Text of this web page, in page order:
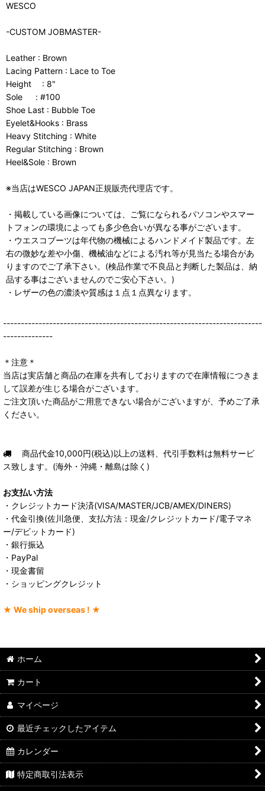
WESCO
-CUSTOM JOBMASTER-
Leather : Brown
Lacing Pattern : Lace to Toe
Height : 8"
Sole : #100
Shoe Last : Bubble Toe
Eyelet&Hooks : Brass
Heavy Stitching : White
Regular Stitching : Brown
Heel&Sole : Brown
※当店はWESCO JAPAN正規販売代理店です。
・掲載している画像については、ご覧になられるパソコンやスマー
トフォンの環境によっても多少色合いが異なる事がございます。
・ウエスコブーツは年代物の機械によるハンドメイド製品です。左
右の微妙な差や小傷、機械油などによる汚れ等が見当たる場合があ
りますのでご了承下さい。(検品作業で不良品と判断した製品は、納
品する事はございませんのでご安心下さい。)
・レザーの色の濃淡や質感は１点１点異なります。
-------------------------------------------------------------------------
--------------
＊注意＊
当店は実店舗と商品の在庫を共有しておりますので在庫情報につきま
して誤差が生じる場合がございます。
ご注文頂いた商品がご用意できない場合がございますが、予めご了承
ください。
商品代金10,000円(税込)以上の送料、代引手数料は無料サービ
ス致します。(海外・沖縄・離島は除く)
お支払い方法
・クレジットカード決済(VISA/MASTER/JCB/AMEX/DINERS)
・代金引換(佐川急便、支払方法：現金/クレジットカード/電子マネ
ー/デビットカード)
・銀行振込
・PayPal
・現金書留
・ショッピングクレジット
★ We ship overseas ! ★
ホーム
カート
マイページ
最近チェックしたアイテム
カレンダー
特定商取引法表示